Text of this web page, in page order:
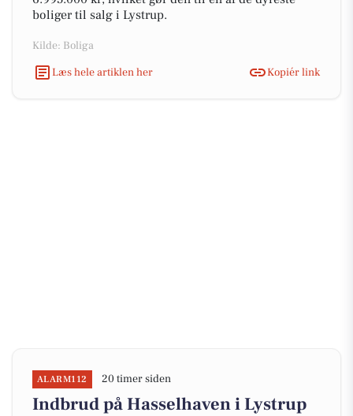
boliger til salg i Lystrup.
Kilde: Boliga
Læs hele artiklen her
Kopiér link
ALARM112 20 timer siden
Indbrud på Hasselhaven i Lystrup